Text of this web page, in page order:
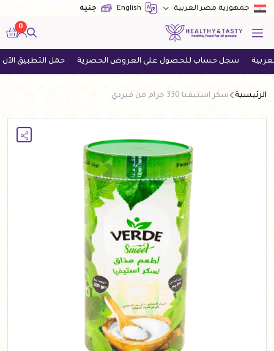
جمهورية مصر العربية جنيه
0
سجل حساب للحصول على العروض الحصرية حمل التطبيق الآن
الرئيسية سكر استيفيا 330 جرام من فيردي